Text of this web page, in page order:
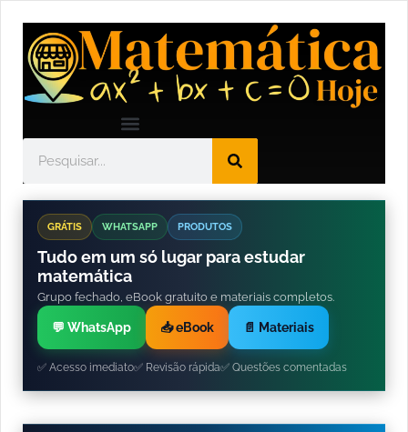
GRÁTIS WHATSAPP PRODUTOS
Tudo em um só lugar para estudar
matemática
Grupo fechado, eBook gratuito e materiais completos.
💬 WhatsApp 📥 eBook 📄 Materiais
✅ Acesso imediato✅ Revisão rápida✅ Questões comentadas